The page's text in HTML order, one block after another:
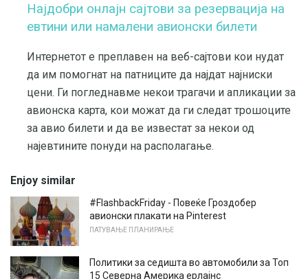
Најдобри онлајн сајтови за резервација на
евтини или намалени авионски билети
Интернетот е преплавен на веб-сајтови кои нудат
да им помогнат на патниците да најдат најниски
цени. Ги погледнавме некои трагачи и апликации за
авионска карта, кои можат да ги следат трошоците
за авио билети и да ве известат за некои од
најевтините понуди на располагање.
Enjoy similar
#FlashbackFriday - Повеќе Гроздобер
авионски плакати на Pinterest
ПАТУВАЊЕ ПЛАНИРАЊЕ
Политики за седишта во автомобили за Топ
15 Северна Америка ерлајнс